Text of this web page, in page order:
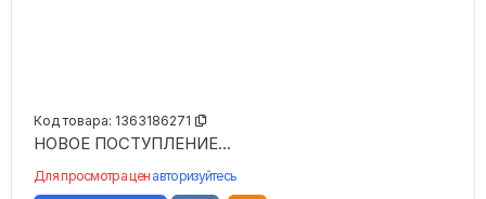
Код товара: 1363186271
НОВОЕ ПОСТУПЛЕНИЕ...
Для просмотра цен авторизуйтесь